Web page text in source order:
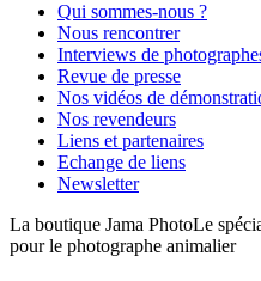
Qui sommes-nous ?
Nous rencontrer
Interviews de
Revue de presse
Nos vidéos de
Nos revendeurs
Liens et partenaires
Echange de liens
Newsletter
La boutique Jama PhotoLe
pour le photographe animalier